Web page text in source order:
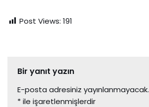
Post Views: 191
Bir yanıt yazın
E-posta adresiniz yayınlanmayacak.
*ile işaretlenmişlerdir